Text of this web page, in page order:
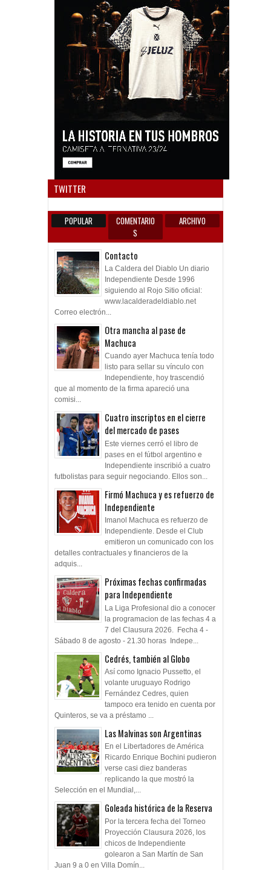
TWITTER
POPULAR
COMENTARIO
S
ARCHIVO
Contacto
La Caldera del Diablo Un diario
Independiente Desde 1996
siguiendo al Rojo Sitio oficial:
www.lacalderadeldiablo.net
Correo electrón...
Otra mancha al pase de
Machuca
Cuando ayer Machuca tenía todo
listo para sellar su vínculo con
Independiente, hoy trascendió
que al momento de la firma apareció una
comisi...
Cuatro inscriptos en el cierre
del mercado de pases
Este viernes cerró el libro de
pases en el fútbol argentino e
Independiente inscribió a cuatro
futbolistas para seguir negociando. Ellos son...
Firmó Machuca y es refuerzo de
Independiente
Imanol Machuca es refuerzo de
Independiente. Desde el Club
emitieron un comunicado con los
detalles contractuales y financieros de la
adquis...
Próximas fechas confirmadas
para Independiente
La Liga Profesional dio a conocer
la programacion de las fechas 4 a
7 del Clausura 2026. Fecha 4 -
Sábado 8 de agosto - 21.30 horas Indepe...
Cedrés, también al Globo
Así como Ignacio Pussetto, el
volante uruguayo Rodrigo
Fernández Cedres, quien
tampoco era tenido en cuenta por
Quinteros, se va a préstamo ...
Las Malvinas son Argentinas
En el Libertadores de América
Ricardo Enrique Bochini pudieron
verse casi diez banderas
replicando la que mostró la
Selección en el Mundial,...
Goleada histórica de la Reserva
Por la tercera fecha del Torneo
Proyección Clausura 2026, los
chicos de Independiente
golearon a San Martín de San
Juan 9 a 0 en Villa Domín...